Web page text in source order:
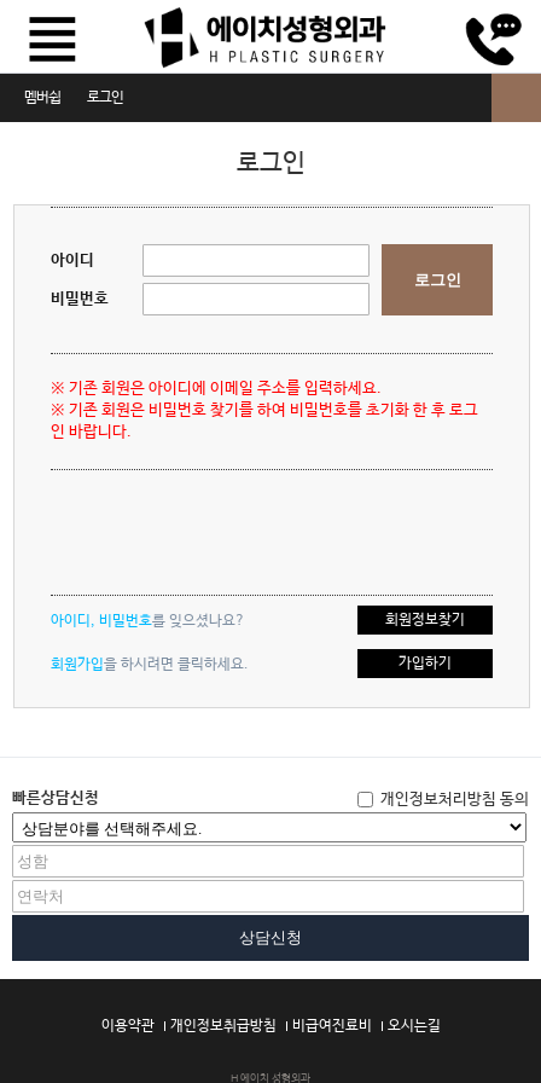
멤버쉽 로그인
회원정보찾기
비급여진료비안내
로그인
아이디
비밀번호
로그인
※ 기존 회원은 아이디에 이메일 주소를 입력하세요.
※ 기존 회원은 비밀번호 찾기를 하여 비밀번호를 초기화 한 후 로그
인 바랍니다.
아이디, 비밀번호를 잊으셨나요? 회원정보찾기
회원가입을 하시려면 클릭하세요. 가입하기
빠른상담신청 개인정보처리방침 동의
상담신청
이용약관 개인정보취급방침 비급여진료비 오시는길
H 에이치 성형외과